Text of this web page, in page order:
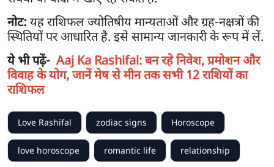
नोट: यह राशिफल ज्योतिषीय मान्यताओं और ग्रह-नक्षत्रों की
स्थितियों पर आधारित है. इसे सामान्य जानकारी के रूप में लें.
ये भी पढ़ें- Aaj Ka Rashifal: बन रहे निवेश, प्रमोशन और
विवाह के योग, जानें मेष से मीन तक सभी 12 राशियों का
राशिफल
Love Rashifal zodiac signs Horoscope
love horoscope romantic life relationship